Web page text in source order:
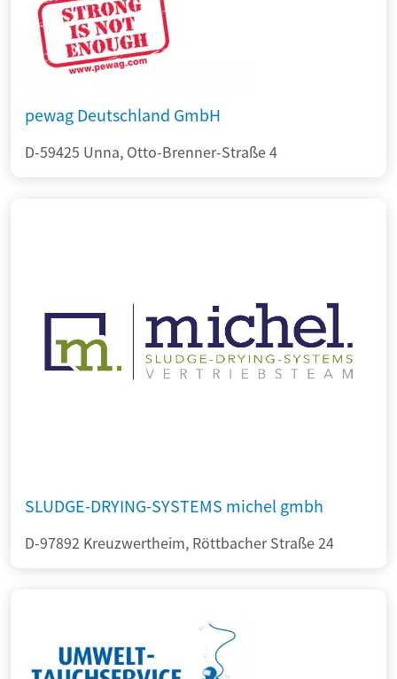
pewag Deutschland GmbH
D-59425 Unna, Otto-Brenner-Straße 4
SLUDGE-DRYING-SYSTEMS michel gmbh
D-97892 Kreuzwertheim, Röttbacher Straße 24